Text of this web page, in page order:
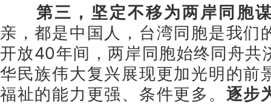
第三，坚定不移为两岸同胞
亲，都是中国人，台湾同胞是我们
开放40年间，两岸同胞始终同舟共
华民族伟大复兴展现更加光明的前
福祉的能力更强、条件更多。 逐步